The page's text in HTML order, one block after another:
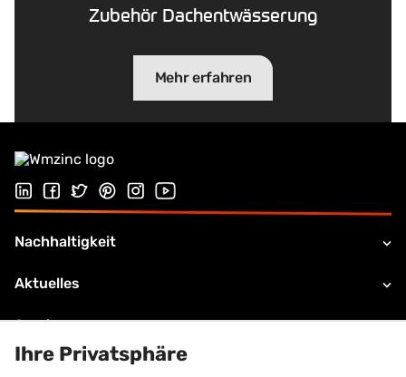
Zubehör Dachentwässerung
Mehr erfahren
Folgen Sie uns auf LinkedIn
Folgen Sie uns auf Facebook
Folgen Sie uns auf Twitter
Folgen Sie uns auf Pinterest
Folgen Sie uns auf Instagram
Besuchen Sie unseren Youtube
Nachhaltigkeit
Aktuelles
Service
Gebäudehülle
Ihre Privatsphäre